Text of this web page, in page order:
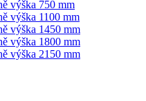
výška 750 mm
výška 1100 mm
výška 1450 mm
výška 1800 mm
výška 2150 mm